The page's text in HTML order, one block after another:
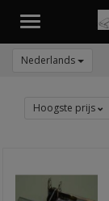
Toggle
Nederlands
Hoogste prijs